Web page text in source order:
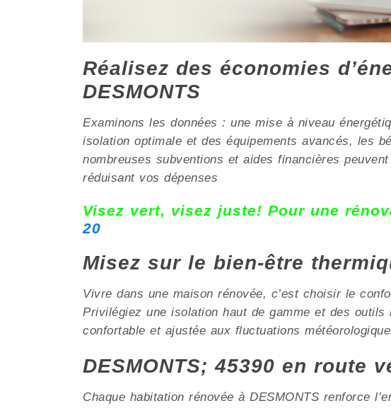
Réalisez des économies
DESMONTS
Examinons les données : une mise à niveau
isolation optimale et des équipements avancés, les
nombreuses subventions et aides financières
réduisant vos dépenses
Visez vert, visez juste! Pour une
20
Misez sur le bien-être
Vivre dans une maison rénovée, c’est choisir le
Privilégiez une isolation haut de gamme et des outils
confortable et ajustée aux fluctuations
DESMONTS; 45390 en route
Chaque habitation rénovée à DESMONTS renforce